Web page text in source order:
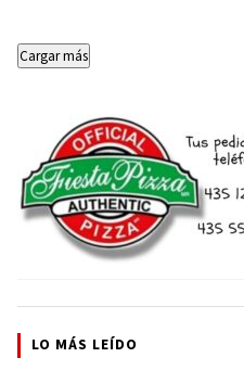
Cargar más
LO MÁS LEÍDO